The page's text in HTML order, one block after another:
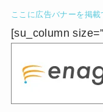
ここに広告バナーを掲載
[su_column